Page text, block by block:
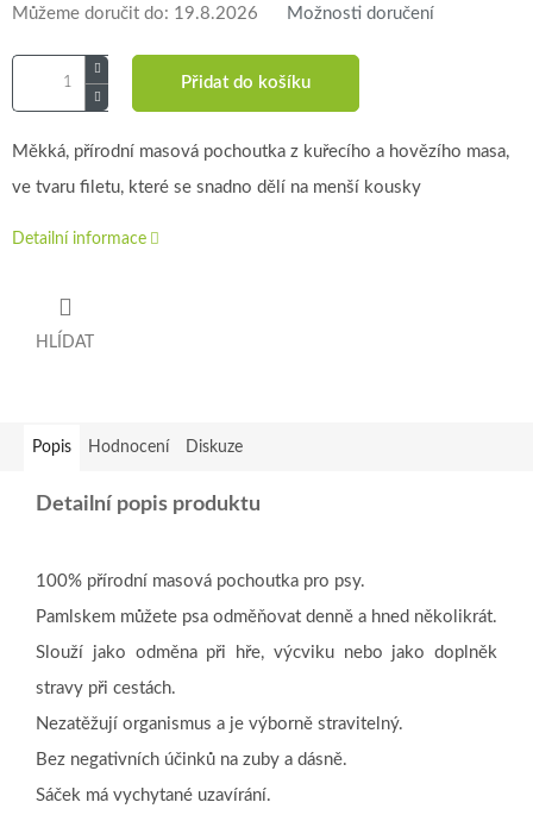
Můžeme doručit do: 19.8.2026 Možnosti doručení
Přidat do košíku
Měkká, přírodní masová pochoutka z kuřecího a hovězího masa,
ve tvaru filetu, které se snadno dělí na menší kousky
Detailní informace
HLÍDAT
Popis Hodnocení Diskuze
Detailní popis produktu
100% přírodní masová pochoutka pro psy.
Pamlskem můžete psa odměňovat denně a hned několikrát.
Slouží jako odměna při hře, výcviku nebo jako doplněk
stravy při cestách.
Nezatěžují organismus a je výborně stravitelný.
Bez negativních účinků na zuby a dásně.
Sáček má vychytané uzavírání.